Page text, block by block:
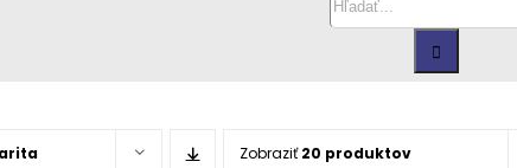
Zobraziť20 produktov